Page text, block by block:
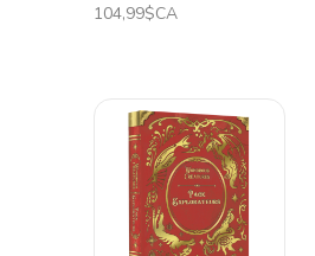
104,99$CA